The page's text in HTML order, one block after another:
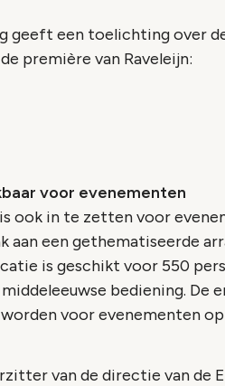
geeft een toelichting over
première van Raveleijn:
voor evenementen
ook in te zetten voor
aan een gethematiseerde
is geschikt voor 550
bediening. De
voor evenementen
van de directie van de